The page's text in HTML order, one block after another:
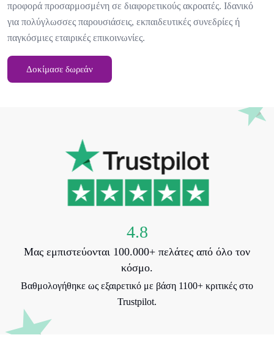
προφορά προσαρμοσμένη σε διαφορετικούς ακροατές. Ιδανικό
για πολύγλωσσες παρουσιάσεις, εκπαιδευτικές συνεδρίες ή
παγκόσμιες εταιρικές επικοινωνίες.
Δοκίμασε δωρεάν
4.8
Μας εμπιστεύονται 100.000+ πελάτες από όλο τον
κόσμο.
Βαθμολογήθηκε ως εξαιρετικό με βάση 1100+ κριτικές στο
Trustpilot.